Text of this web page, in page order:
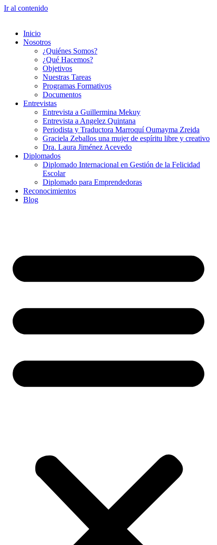
Ir al contenido
Inicio
Nosotros
¿Quiénes Somos?
¿Qué Hacemos?
Objetivos
Nuestras Tareas
Programas Formativos
Documentos
Entrevistas
Entrevista a Guillermina Mekuy
Entrevista a Angelez Quintana
Periodista y Traductora Marroquí Oumayma Zreida
Graciela Zeballos una mujer de espíritu libre y creativo
Dra. Laura Jiménez Acevedo
Diplomados
Diplomado Internacional en Gestión de la Felicidad
Escolar
Diplomado para Emprendedoras
Reconocimientos
Blog